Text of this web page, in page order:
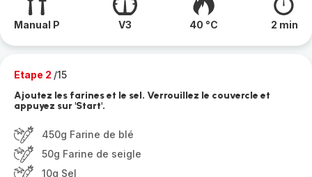
Manual P V3 40 °C 2 min
Etape 2 /15
Ajoutez les farines et le sel. Verrouillez le couvercle et
appuyez sur 'Start'.
450g Farine de blé
50g Farine de seigle
10g Sel